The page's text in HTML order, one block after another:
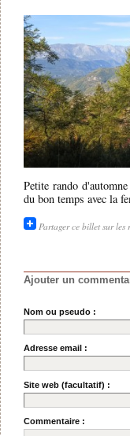
Petite rando
du bon temps avec la
Partager ce billet sur les
Ajouter un
Nom ou pseudo :
Adresse email :
Site web (facultatif) :
Commentaire :